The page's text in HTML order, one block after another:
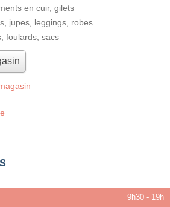
en cuir, gilets
jupes, leggings, robes
foulards, sacs
9h30 - 19h